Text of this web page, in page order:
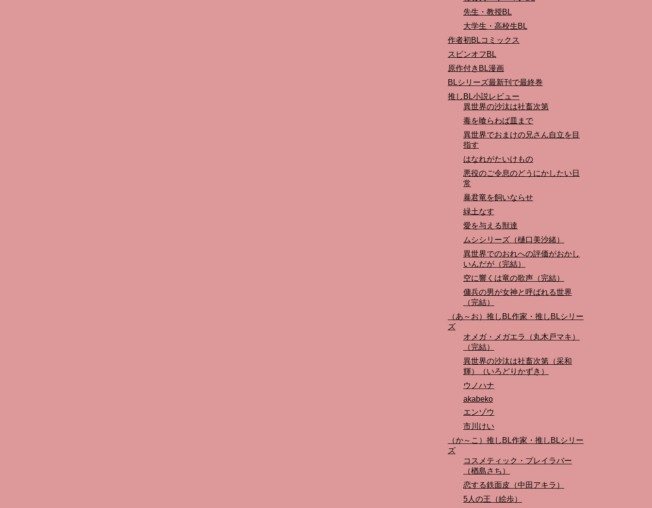
先生・教授BL
大学生・高校生BL
作者初BLコミックス
スピンオフBL
原作付きBL漫画
BLシリーズ最新刊で最終巻
推しBL小説レビュー
異世界の沙汰は社畜次第
毒を喰らわば皿まで
異世界でおまけの兄さん自立を目
指す
はなれがたいけもの
悪役のご令息のどうにかしたい日
常
暴君竜を飼いならせ
緑土なす
愛を与える獣達
ムシシリーズ（樋口美沙緒）
異世界でのおれへの評価がおかし
いんだが（完結）
空に響くは竜の歌声（完結）
傭兵の男が女神と呼ばれる世界
（完結）
（あ～お）推しBL作家・推しBLシリー
ズ
オメガ・メガエラ（丸木戸マキ）
（完結）
異世界の沙汰は社畜次第（采和
輝）（いろどりかずき）
ウノハナ
akabeko
エンゾウ
市川けい
（か～こ）推しBL作家・推しBLシリー
ズ
コスメティック・プレイラバー
（楢島さち）
恋する鉄面皮（中田アキラ）
5人の王（絵歩）